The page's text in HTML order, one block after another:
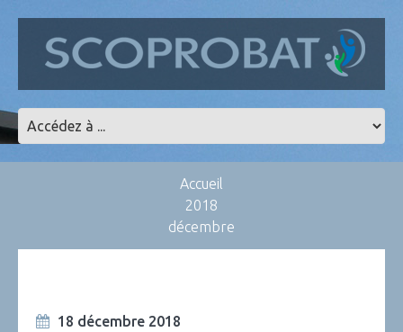
Accueil
2018
décembre
18 décembre 2018